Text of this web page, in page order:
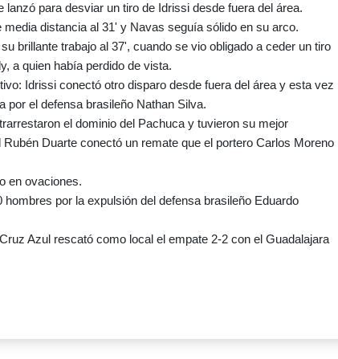
para desviar un tiro de Idrissi desde fuera del área.
distancia al 31' y Navas seguía sólido en su arco.
brillante trabajo al 37', cuando se vio obligado a ceder un tiro
a quien había perdido de vista.
Idrissi conectó otro disparo desde fuera del área y esta vez
por el defensa brasileño Nathan Silva.
el dominio del Pachuca y tuvieron su mejor
Duarte conectó un remate que el portero Carlos Moreno
en ovaciones.
por la expulsión del defensa brasileño Eduardo
Azul rescató como local el empate 2-2 con el Guadalajara